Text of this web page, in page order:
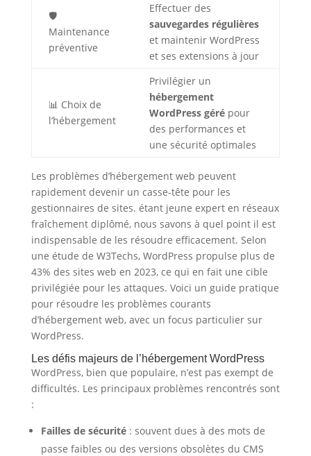
🛡️
Maintenance
préventive
Effectuer des
sauvegardes régulières
et maintenir WordPress
et ses extensions à jour
📊 Choix de
l’hébergement
Privilégier un
hébergement
WordPress gérépour
des performances et
une sécurité optimales
Les problèmes d’hébergement web peuvent
rapidement devenir un casse-tête pour les
gestionnaires de sites. étant jeune expert en réseaux
fraîchement diplômé, nous savons à quel point il est
indispensable de les résoudre efficacement. Selon
une étude de W3Techs, WordPress propulse plus de
43% des sites web en 2023, ce qui en fait une cible
privilégiée pour les attaques. Voici un guide pratique
pour résoudre les problèmes courants
d’hébergement web, avec un focus particulier sur
WordPress.
Les défis majeurs de l’hébergement WordPress
WordPress, bien que populaire, n’est pas exempt de
difficultés. Les principaux problèmes rencontrés sont
:
Failles de sécurité: souvent dues à des mots de
passe faibles ou des versions obsolètes du CMS